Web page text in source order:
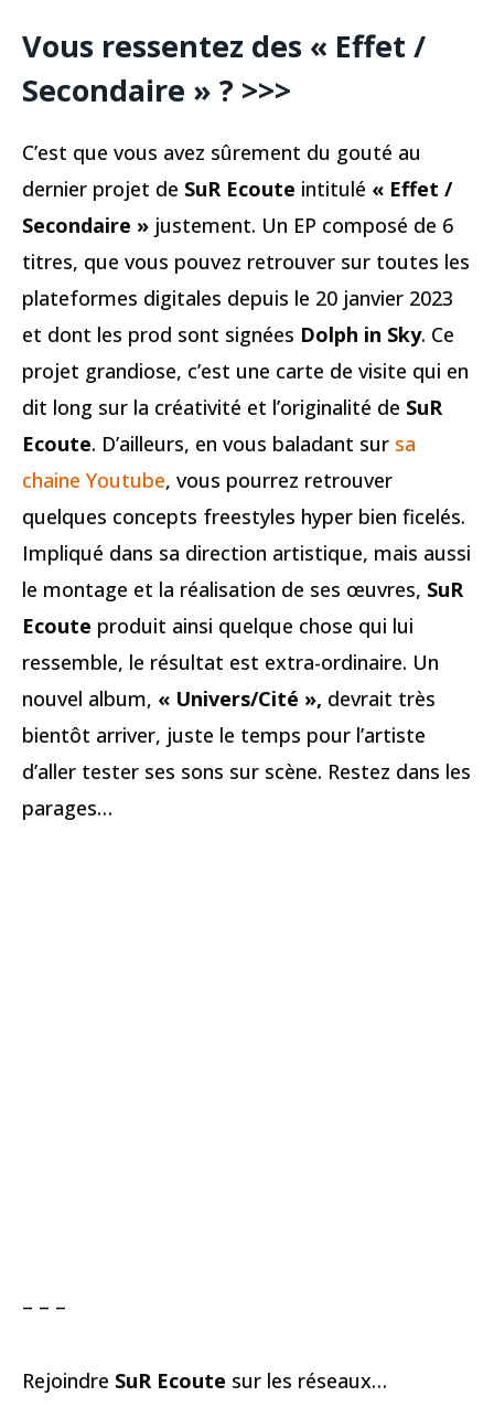
Vous ressentez des « Effet /
Secondaire » ? >>>
C’est que vous avez sûrement du gouté au
dernier projet de SuR Ecoute intitulé « Effet /
Secondaire » justement. Un EP composé de 6
titres, que vous pouvez retrouver sur toutes les
plateformes digitales depuis le 20 janvier 2023
et dont les prod sont signées Dolph in Sky. Ce
projet grandiose, c’est une carte de visite qui en
dit long sur la créativité et l’originalité de SuR
Ecoute. D’ailleurs, en vous baladant sur sa
chaine Youtube, vous pourrez retrouver
quelques concepts freestyles hyper bien ficelés.
Impliqué dans sa direction artistique, mais aussi
le montage et la réalisation de ses œuvres, SuR
Ecoute produit ainsi quelque chose qui lui
ressemble, le résultat est extra-ordinaire. Un
nouvel album, « Univers/Cité », devrait très
bientôt arriver, juste le temps pour l’artiste
d’aller tester ses sons sur scène. Restez dans les
parages…
– – –
Rejoindre SuR Ecoute sur les réseaux…